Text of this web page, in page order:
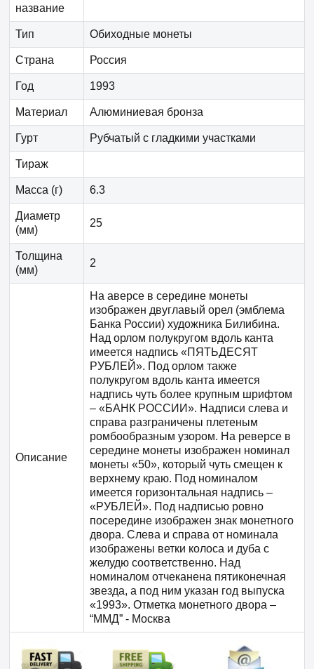
название
Тип Обиходные монеты
Страна Россия
Год 1993
Материал Алюминиевая бронза
Гурт Рубчатый с гладкими участками
Тираж
Масса (г) 6.3
Диаметр
(мм)
25
Толщина
(мм)
2
Описание
На аверсе в середине монеты
изображен двуглавый орел (эмблема
Банка России) художника Билибина.
Над орлом полукругом вдоль канта
имеется надпись «ПЯТЬДЕСЯТ
РУБЛЕЙ». Под орлом также
полукругом вдоль канта имеется
надпись чуть более крупным шрифтом
– «БАНК РОССИИ». Надписи слева и
справа разграничены плетеным
ромбообразным узором. На реверсе в
середине монеты изображен номинал
монеты «50», который чуть смещен к
верхнему краю. Под номиналом
имеется горизонтальная надпись –
«РУБЛЕЙ». Под надписью ровно
посередине изображен знак монетного
двора. Слева и справа от номинала
изображены ветки колоса и дуба с
желудю соответственно. Над
номиналом отчеканена пятиконечная
звезда, а под ним указан год выпуска
«1993». Отметка монетного двора –
“ММД” - Москва